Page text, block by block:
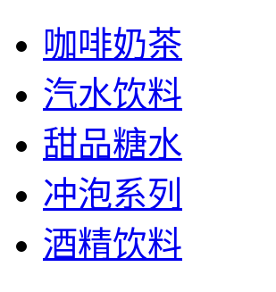
咖啡奶茶
汽水饮料
甜品糖水
冲泡系列
酒精饮料